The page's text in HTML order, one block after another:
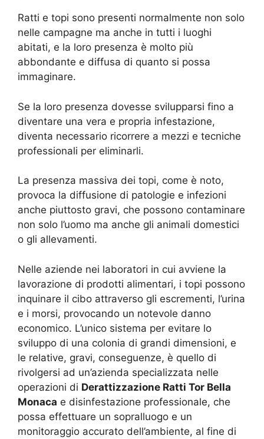
Ratti e topi sono presenti normalmente non solo
nelle campagne ma anche in tutti i luoghi
abitati, e la loro presenza è molto più
abbondante e diffusa di quanto si possa
immaginare.
Se la loro presenza dovesse svilupparsi fino a
diventare una vera e propria infestazione,
diventa necessario ricorrere a mezzi e tecniche
professionali per eliminarli.
La presenza massiva dei topi, come è noto,
provoca la diffusione di patologie e infezioni
anche piuttosto gravi, che possono contaminare
non solo l’uomo ma anche gli animali domestici
o gli allevamenti.
Nelle aziende nei laboratori in cui avviene la
lavorazione di prodotti alimentari, i topi possono
inquinare il cibo attraverso gli escrementi, l’urina
e i morsi, provocando un notevole danno
economico. L’unico sistema per evitare lo
sviluppo di una colonia di grandi dimensioni, e
le relative, gravi, conseguenze, è quello di
rivolgersi ad un’azienda specializzata nelle
operazioni di Derattizzazione Ratti Tor Bella
Monaca e disinfestazione professionale, che
possa effettuare un sopralluogo e un
monitoraggio accurato dell’ambiente, al fine di